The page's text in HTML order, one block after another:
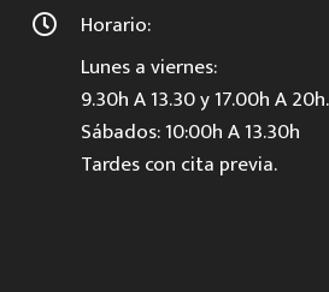
Horario:
Lunes a viernes:
9.30h A 13.30 y 17.00h A 20h.
Sábados: 10:00h A 13.30h
Tardes con cita previa.